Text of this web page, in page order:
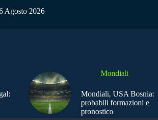
Agosto 2026
Mondiali
Mondiali, USA Bosnia:
probabili formazioni e
pronostico